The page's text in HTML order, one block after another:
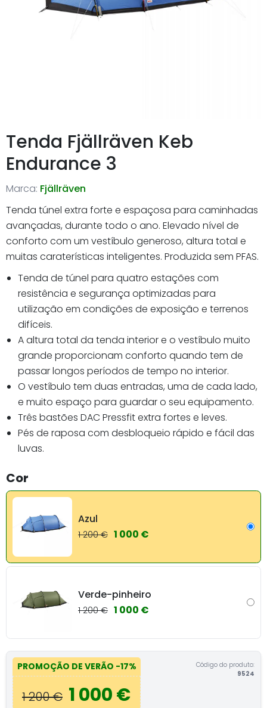
Tenda Fjällräven Keb
Endurance 3
Marca: Fjällräven
Tenda túnel extra forte e espaçosa para caminhadas
avançadas, durante todo o ano. Elevado nível de
conforto com um vestíbulo generoso, altura total e
muitas caraterísticas inteligentes. Produzida sem PFAS.
Tenda de túnel para quatro estações com
resistência e segurança optimizadas para
utilização em condições de exposição e terrenos
difíceis.
A altura total da tenda interior e o vestíbulo muito
grande proporcionam conforto quando tem de
passar longos períodos de tempo no interior.
O vestíbulo tem duas entradas, uma de cada lado,
e muito espaço para guardar o seu equipamento.
Três bastões DAC Pressfit extra fortes e leves.
Pés de raposa com desbloqueio rápido e fácil das
luvas.
Cor
Azul
1 200 € 1 000 €
Verde-pinheiro
1 200 € 1 000 €
PROMOÇÃO DE VERÃO -17%
1 200 € 1 000 €
Código do produto:
9524